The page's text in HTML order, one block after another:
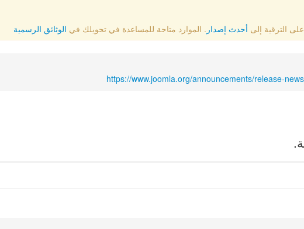
أحدث إصدار . الموارد متاحة للمساعدة في تحويلك في الوثائق الرسمية
https://www.joomla.org/announcements/release-